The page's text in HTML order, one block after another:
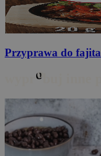
Przyprawa do fajita
o